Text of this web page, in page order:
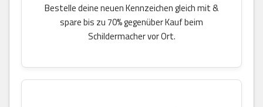
Bestelle deine neuen Kennzeichen gleich mit &
spare bis zu 70% gegenüber Kauf beim
Schildermacher vor Ort.